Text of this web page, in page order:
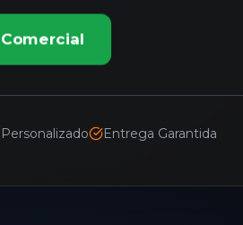
Entrega Garantida